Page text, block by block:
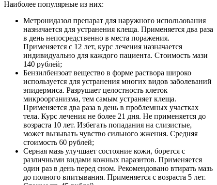
Наиболее популярные из них:
Метронидазол препарат для наружного использования
назначается для устранения клеща. Применяется два раза
в день непосредственно в места поражения.
Применяется с 12 лет, курс лечения назначается
индивидуально для каждого пациента. Стоимость мази
140 рублей;
Бензилбензоат вещество в форме раствора широко
используется для устранения многих видов заболеваний
эпидермиса. Разрушает целостность клеток
микроорганизма, тем самым устраняет клеща.
Применяется два раза в день в проблемных участках
тела. Курс лечения не более 21 дня. Не применяется до
возраста 10 лет. Избегать попадания на слизистые,
может вызывать чувство сильного жжения. Средняя
стоимость 60 рублей;
Серная мазь улучшает состояние кожи, борется с
различными видами кожных паразитов. Применяется
один раз в день перед сном. Рекомендовано втирать мазь
до полного впитывания. Применяется с возраста 5 лет.